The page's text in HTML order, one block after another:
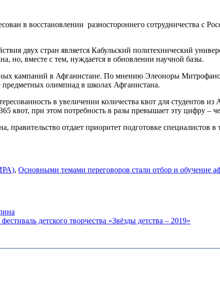
в восстановлении разностороннего сотрудничества с
двух стран является Кабульский политехнический
но, вместе с тем, нуждается в обновлении научной базы.
кампаний в Афганистане. По мнению Элеоноры
предметных олимпиад в школах Афганистана.
в увеличении количества квот для студентов
квот, при этом потребность в разы превышает эту цифру –
правительство отдает приоритет подготовке специалистов
, Основными темами переговоров стали отбор и обучение
детского творчества «Звёзды детства – 2019»